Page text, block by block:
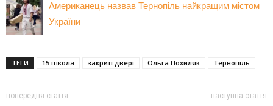
Американець назвав Тернопіль найкращим містом
України
ТЕГИ 15 школа закриті двері Ольга Похиляк Тернопіль
попередня стаття наступна стаття